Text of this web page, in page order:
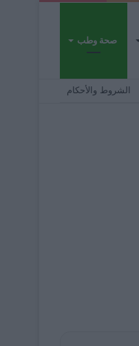
صحة وطب
الشروط والأحكام